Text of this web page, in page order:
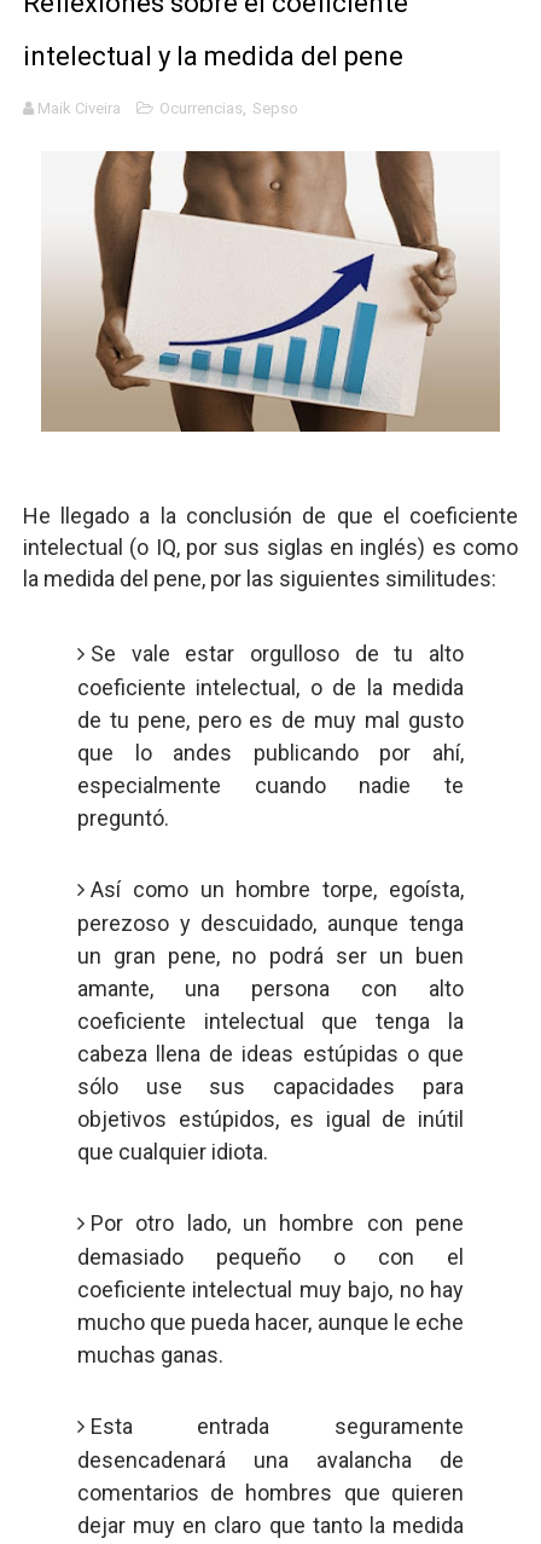
Definiendo: ¿Qué es el fascismo?
Panorama del nuevo fascismo mundial: Verano de 2026
intelectual y la medida del pene
Maik Civeira Ocurrencias, Sepso
He llegado a la conclusión de que el coeficiente
intelectual (o IQ, por sus siglas en inglés) es como
la medida del pene, por las siguientes similitudes:
Se vale estar orgulloso de tu alto
coeficiente intelectual, o de la medida
de tu pene, pero es de muy mal gusto
que lo andes publicando por ahí,
especialmente cuando nadie te
preguntó.
Así como un hombre torpe, egoísta,
perezoso y descuidado, aunque tenga
un gran pene, no podrá ser un buen
amante, una persona con alto
coeficiente intelectual que tenga la
cabeza llena de ideas estúpidas o que
sólo use sus capacidades para
objetivos estúpidos, es igual de inútil
que cualquier idiota.
Por otro lado, un hombre con pene
demasiado pequeño o con el
coeficiente intelectual muy bajo, no hay
mucho que pueda hacer, aunque le eche
muchas ganas.
Esta entrada seguramente
desencadenará una avalancha de
comentarios de hombres que quieren
dejar muy en claro que tanto la medida